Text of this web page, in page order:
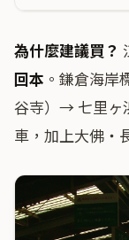
為什麼建議買？
回本 。鎌倉海
谷寺）→ 七里ヶ
車，加上大佛・